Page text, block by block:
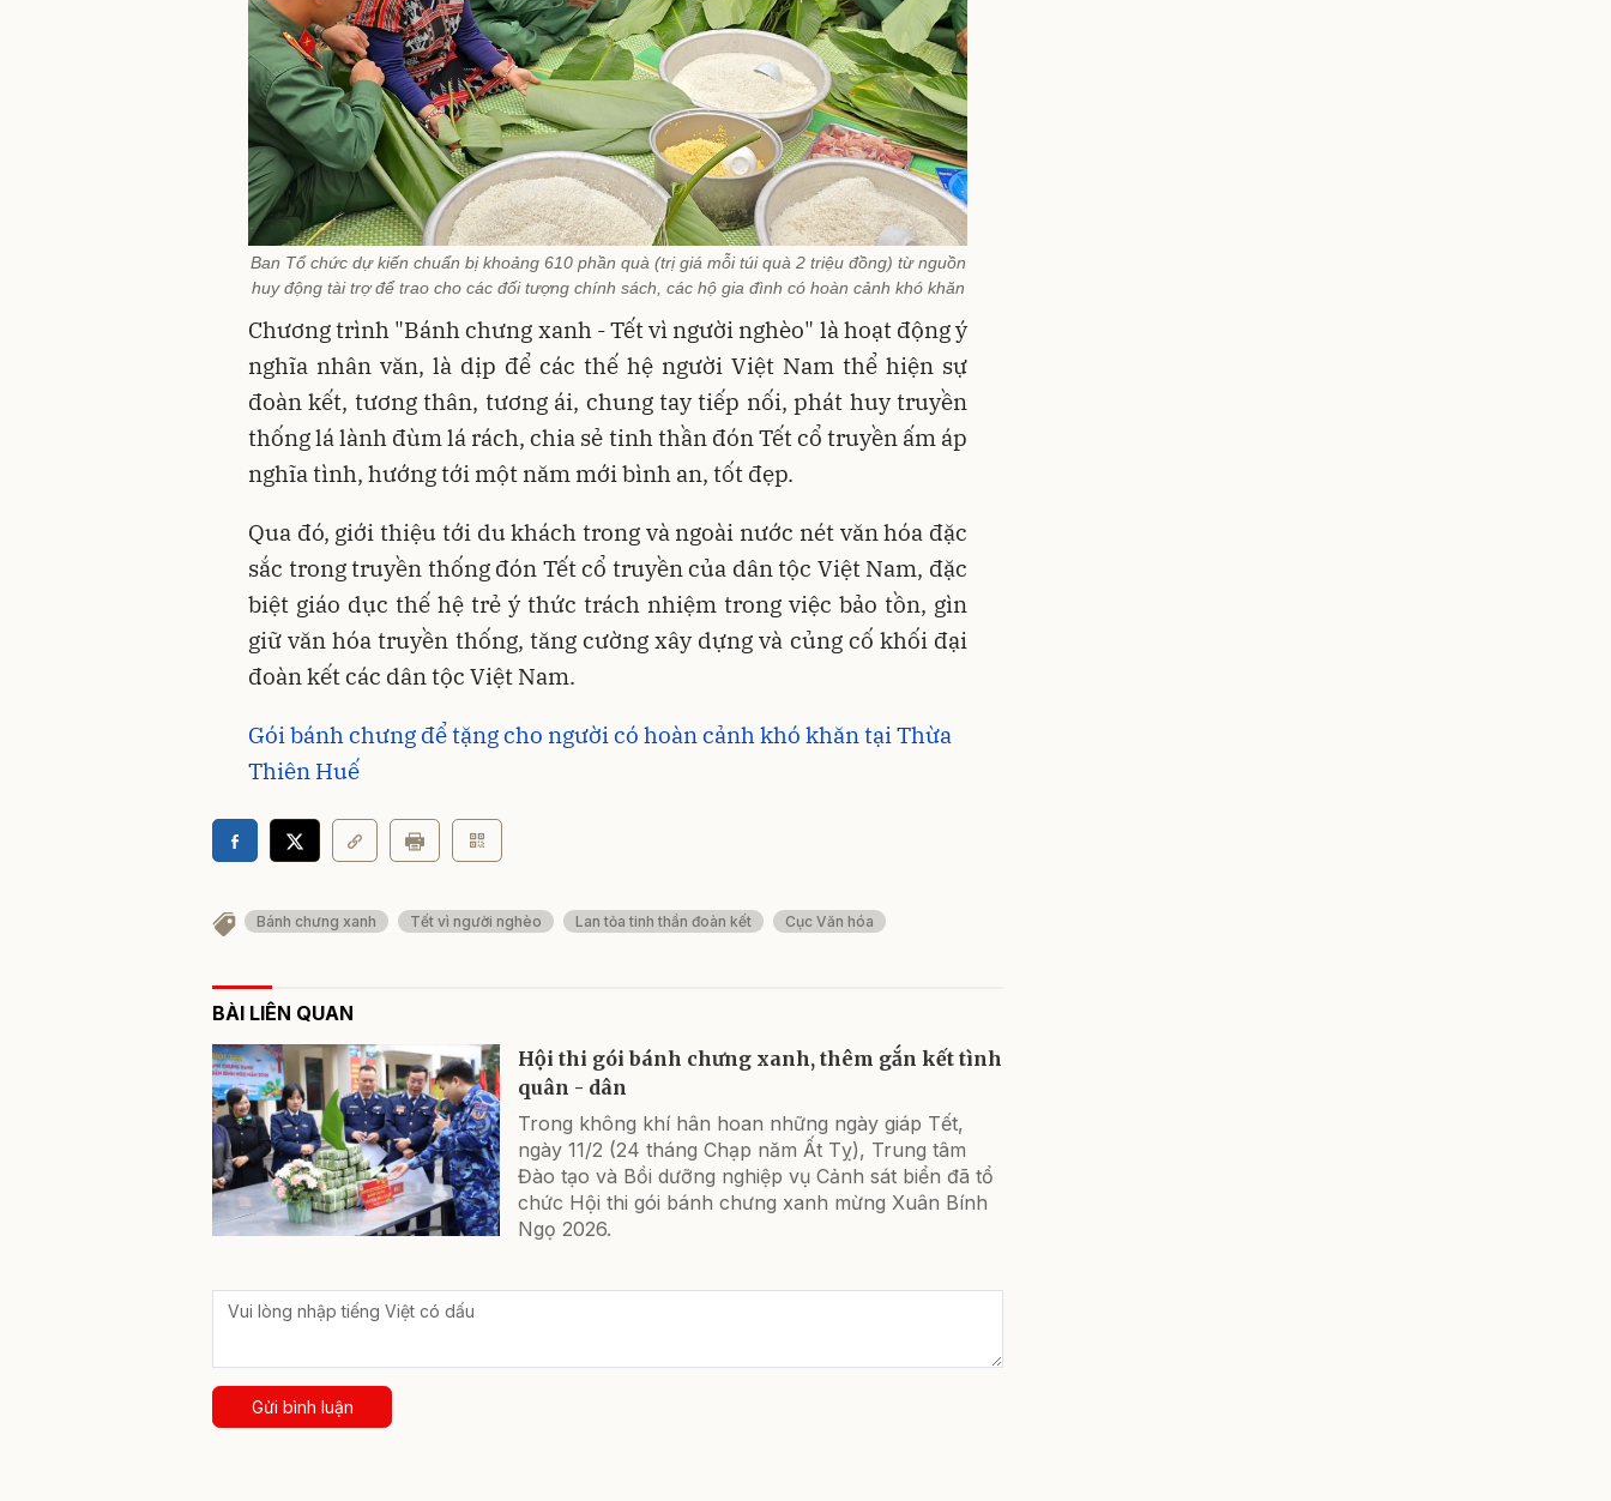
Ban Tổ chức dự kiến chuẩn bị khoảng 610 phần quà (trị giá mỗi túi quà 2 triệu đồng) từ nguồn
huy động tài trợ để trao cho các đối tượng chính sách, các hộ gia đình có hoàn cảnh khó khăn
Chương trình "Bánh chưng xanh - Tết vì người nghèo" là hoạt động ý
nghĩa nhân văn, là dịp để các thế hệ người Việt Nam thể hiện sự
đoàn kết, tương thân, tương ái, chung tay tiếp nối, phát huy truyền
thống lá lành đùm lá rách, chia sẻ tinh thần đón Tết cổ truyền ấm áp
nghĩa tình, hướng tới một năm mới bình an, tốt đẹp.
Qua đó, giới thiệu tới du khách trong và ngoài nước nét văn hóa đặc
sắc trong truyền thống đón Tết cổ truyền của dân tộc Việt Nam, đặc
biệt giáo dục thế hệ trẻ ý thức trách nhiệm trong việc bảo tồn, gìn
giữ văn hóa truyền thống, tăng cường xây dựng và củng cố khối đại
đoàn kết các dân tộc Việt Nam.
Gói bánh chưng để tặng cho người có hoàn cảnh khó khăn tại Thừa
Thiên Huế
Bánh chưng xanh Tết vì người nghèo Lan tỏa tinh thần đoàn kết Cục Văn hóa
BÀI LIÊN QUAN
Hội thi gói bánh chưng xanh, thêm gắn kết tình
quân - dân
Trong không khí hân hoan những ngày giáp Tết,
ngày 11/2 (24 tháng Chạp năm Ất Tỵ), Trung tâm
Đào tạo và Bồi dưỡng nghiệp vụ Cảnh sát biển đã tổ
chức Hội thi gói bánh chưng xanh mừng Xuân Bính
Ngọ 2026.
Gửi bình luận